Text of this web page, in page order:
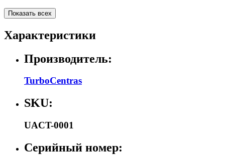
Показать всех
Характеристики
Производитель:
TurboCentras
SKU:
UACT-0001
Серийный номер: